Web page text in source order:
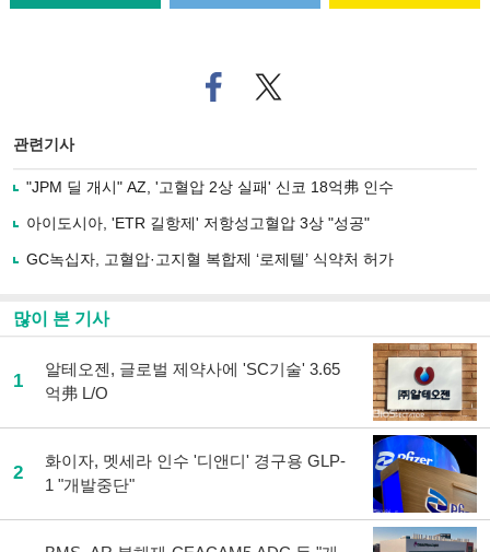
페
이
로
기
사
유
트위
터로
관련기사
"JPM 딜 개시" AZ, '고혈압 2상 실패' 신코 18억弗 인수
아이도시아, 'ETR 길항제' 저항성고혈압 3상 "성공"
GC녹십자, 고혈압·고지혈 복합제 ‘로제텔’ 식약처 허가
많이 본 기사
1
알테오젠, 글로벌 제약사에 'SC기술' 3.65
억弗 L/O
2
화이자, 멧세라 인수 '디앤디' 경구용 GLP-
1 "개발중단"